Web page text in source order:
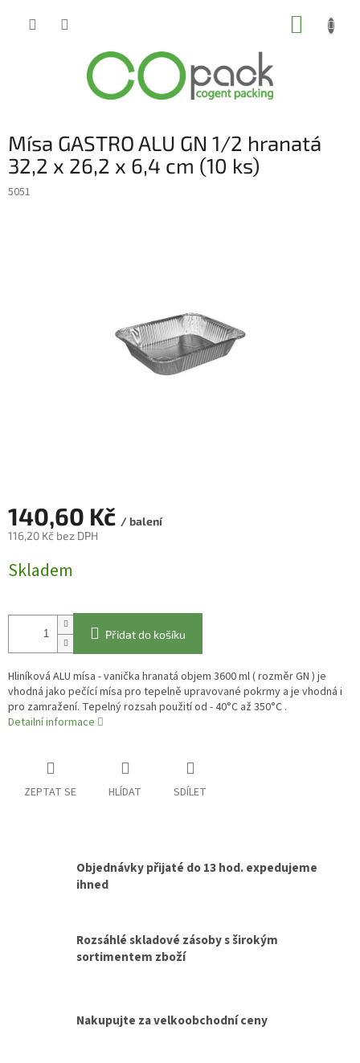
Mísa GASTRO ALU GN 1/2 hranatá
32,2 x 26,2 x 6,4 cm (10 ks)
5051
140,60 Kč / balení
116,20 Kč bez DPH
cena:
Skladem
Přidat do košíku
Hliníková ALU mísa - vanička hranatá objem 3600 ml ( rozměr GN ) je
vhodná jako pečící mísa pro tepelně upravované pokrmy a je vhodná i
pro zamražení. Tepelný rozsah použití od - 40°C až 350°C .
Detailní informace
ZEPTAT SE HLÍDAT SDÍLET
Objednávky přijaté do 13 hod. expedujeme
ihned
Rozsáhlé skladové zásoby s širokým
sortimentem zboží
Nakupujte za velkoobchodní ceny